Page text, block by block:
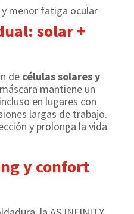
menor fatiga ocular
solar +
de células solares y
mantiene un
en lugares con
largas de trabajo.
y prolonga la vida
y confort